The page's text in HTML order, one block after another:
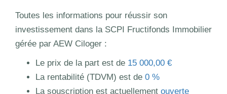
Toutes les informations pour réussir son
investissement dans la SCPI Fructifonds Immobilier
gérée par AEW Ciloger :
Le prix de la part est de 15 000,00 €
La rentabilité (TDVM) est de 0 %
La souscription est actuellement ouverte